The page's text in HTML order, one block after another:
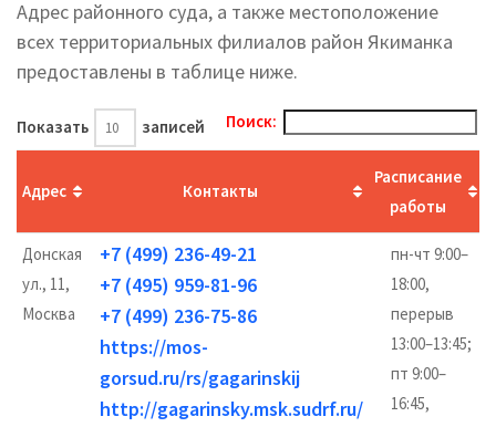
Адрес районного суда, а также местоположение
всех территориальных филиалов район Якиманка
предоставлены в таблице ниже.
Показать записей Поиск:
Адрес Контакты
Расписание
работы
Донская
ул., 11,
Москва
+7 (499) 236-49-21
+7 (495) 959-81-96
+7 (499) 236-75-86
https://mos-
gorsud.ru/rs/gagarinskij
http://gagarinsky.msk.sudrf.ru/
пн-чт 9:00–
18:00,
перерыв
13:00–13:45;
пт 9:00–
16:45,